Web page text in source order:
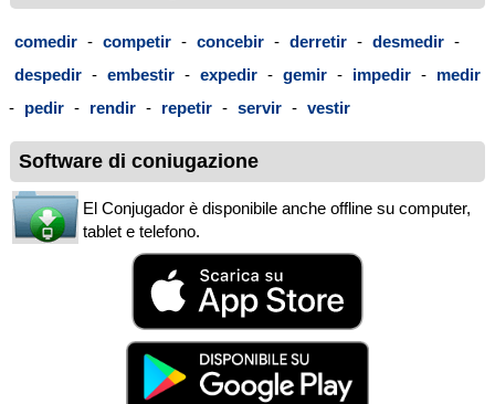
comedir - competir - concebir - derretir - desmedir -
despedir - embestir - expedir - gemir - impedir - medir
- pedir - rendir - repetir - servir - vestir
Software di coniugazione
El Conjugador è disponibile anche offline su computer,
tablet e telefono.